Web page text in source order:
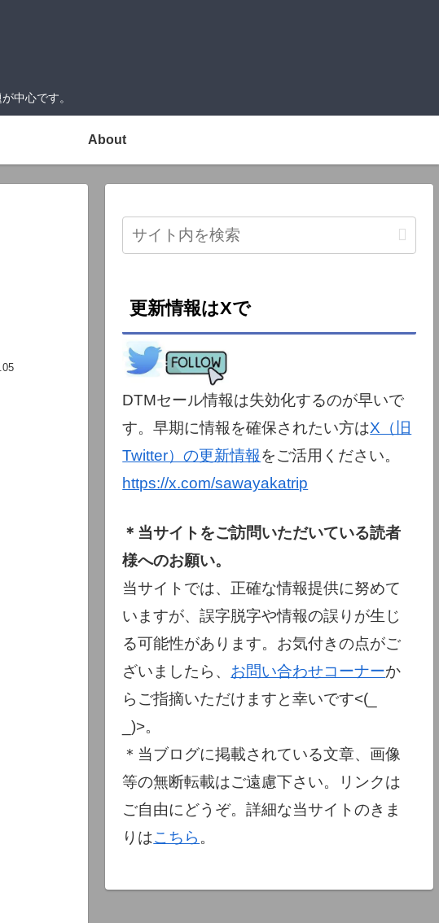
中心です。
About
更新情報はXで
DTMセール情報は失効化するのが早いで
す。早期に情報を確保されたい方はX（旧
Twitter）の更新情報をご活用ください。
https://x.com/sawayakatrip
＊当サイトをご訪問いただいている読者
様へのお願い。
当サイトでは、正確な情報提供に努めて
いますが、誤字脱字や情報の誤りが生じ
る可能性があります。お気付きの点がご
ざいましたら、 お問い合わせコーナーか
らご指摘いただけますと幸いです<(_
_)>。
＊当ブログに掲載されている文章、画像
等の無断転載はご遠慮下さい。リンクは
ご自由にどうぞ。詳細な当サイトのきま
りはこちら 。